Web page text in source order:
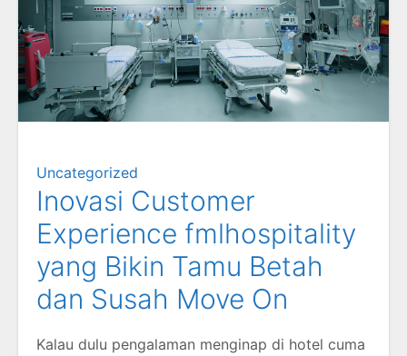
Uncategorized
Inovasi Customer
Experience fmlhospitality
yang Bikin Tamu Betah
dan Susah Move On
Kalau dulu pengalaman menginap di hotel cuma